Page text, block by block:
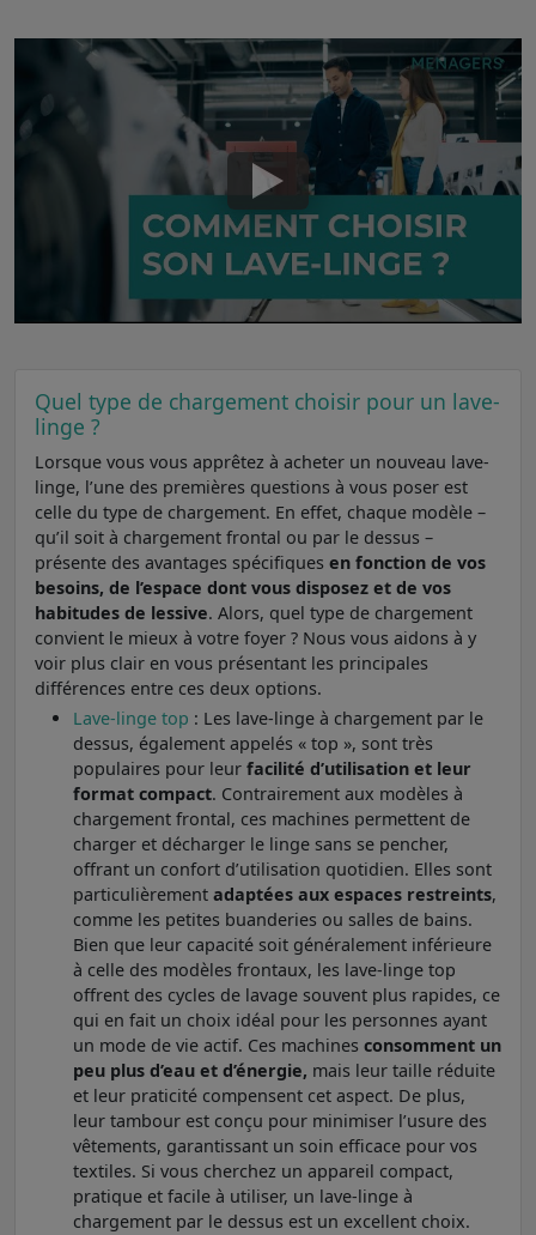
Quel type de chargement choisir pour un lave-
linge ?
Lorsque vous vous apprêtez à acheter un nouveau lave-
linge, l’une des premières questions à vous poser est
celle du type de chargement. En effet, chaque modèle –
qu’il soit à chargement frontal ou par le dessus –
présente des avantages spécifiques en fonction de vos
besoins, de l’espace dont vous disposez et de vos
habitudes de lessive. Alors, quel type de chargement
convient le mieux à votre foyer ? Nous vous aidons à y
voir plus clair en vous présentant les principales
différences entre ces deux options.
Lave-linge top : Les lave-linge à chargement par le
dessus, également appelés « top », sont très
populaires pour leur facilité d’utilisation et leur
format compact. Contrairement aux modèles à
chargement frontal, ces machines permettent de
charger et décharger le linge sans se pencher,
offrant un confort d’utilisation quotidien. Elles sont
particulièrement adaptées aux espaces restreints,
comme les petites buanderies ou salles de bains.
Bien que leur capacité soit généralement inférieure
à celle des modèles frontaux, les lave-linge top
offrent des cycles de lavage souvent plus rapides, ce
qui en fait un choix idéal pour les personnes ayant
un mode de vie actif. Ces machines consomment un
peu plus d’eau et d’énergie, mais leur taille réduite
et leur praticité compensent cet aspect. De plus,
leur tambour est conçu pour minimiser l’usure des
vêtements, garantissant un soin efficace pour vos
textiles. Si vous cherchez un appareil compact,
pratique et facile à utiliser, un lave-linge à
chargement par le dessus est un excellent choix.